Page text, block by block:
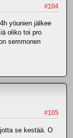
#104
yöunien jälkee
oliko toi pro
semmonen
#105
se kestää. O